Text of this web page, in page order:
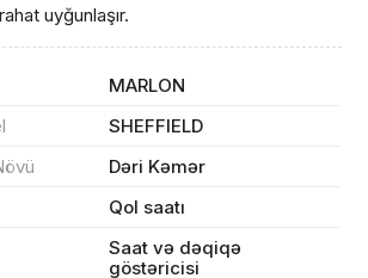
uyğunlaşır.
MARLON
SHEFFIELD
Dəri Kəmər
Qol saatı
Saat və dəqiqə
göstəricisi
əlavə edildi